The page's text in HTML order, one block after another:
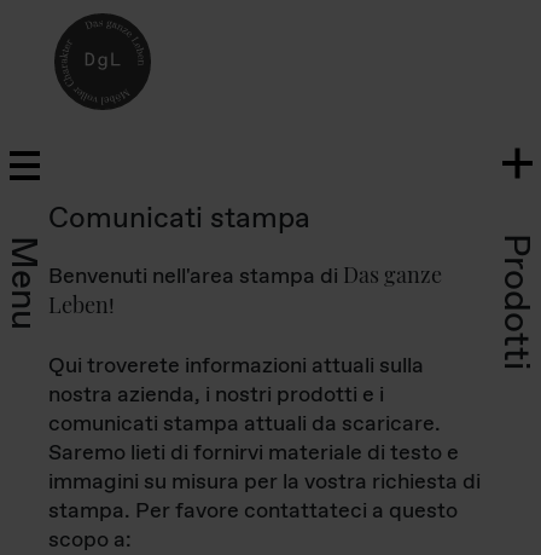
Menu Prodotti
Comunicati stampa
Benvenuti nell'area stampa di Das ganze
Leben!
Qui troverete informazioni attuali sulla
nostra azienda, i nostri prodotti e i
comunicati stampa attuali da scaricare.
Saremo lieti di fornirvi materiale di testo e
immagini su misura per la vostra richiesta di
stampa. Per favore contattateci a questo
scopo a: